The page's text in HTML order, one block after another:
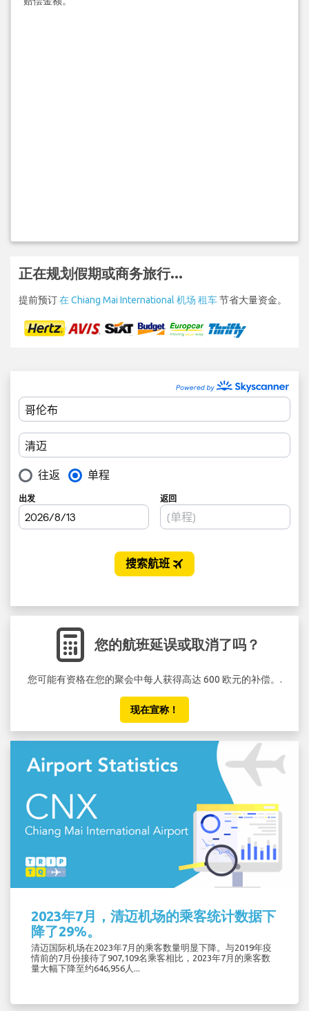
正在规划假期或商务旅行...
提前预订在 Chiang Mai International 机场 租车节省大量资金。
您的航班延误或取消了吗？
您可能有资格在您的聚会中每人获得高达 600 欧元的补偿。.
现在宣称！
2023年7月，清迈机场的乘客统计数据下
降了29%。
清迈国际机场在2023年7月的乘客数量明显下降。与2019年疫
情前的7月份接待了907,109名乘客相比，2023年7月的乘客数
量大幅下降至约646,956人...